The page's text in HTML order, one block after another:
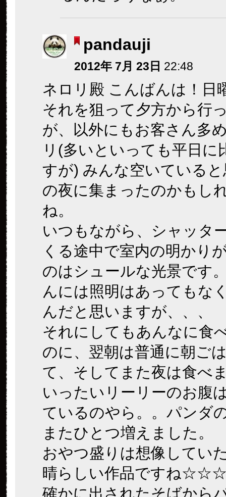
pandauji
2012年 7月 23日 22:48
ネロリ殿 こんばんは！日
それを狙って夕方から行
が、以外にもお客さん多
リ(多いといっても平日に
すが) みんな空いている
の夜に集まったのかもし
ね。
いつもながら、シャッタ
くる途中で室内の明かり
のはシュールな光景です
んには照明はあってもな
んだと思いますが、、、
それにしてもあんなに食
のに、翌朝は普通に朝ご
て、そしてまた夜は食べ
いったいリーリーのお腹
ているのやら。。パンダ
またひとつ増えました。
おやつ盛りは想像してい
晴らしい作品ですね☆☆☆
確かに出されたそばから